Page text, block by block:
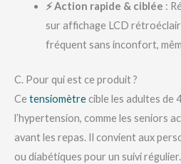
⚡ Action rapide & ciblée :
sur affichage LCD
fréquent sans inconfort,
C. Pour qui est ce produit ?
Ce tensiomètre cible les adultes de
l’hypertension, comme les seniors
avant les repas. Il convient aux
ou diabétiques pour un suivi